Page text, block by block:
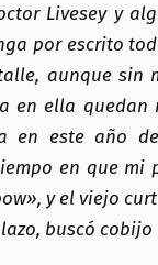
Livesey y
por escrito
aunque sin
en ella quedan
en este año
en que mi
y el viejo
buscó